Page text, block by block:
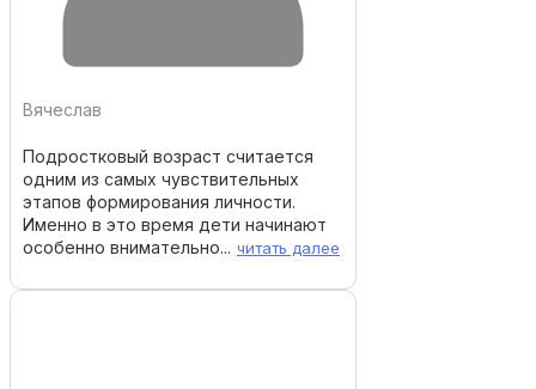
Вячеслав
Подростковый возраст считается
одним из самых чувствительных
этапов формирования личности.
Именно в это время дети начинают
особенно внимательно... читать далее